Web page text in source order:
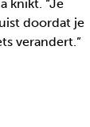
knikt. “Je
doordat je
verandert.”